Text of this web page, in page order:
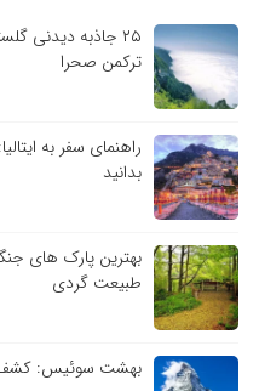
۲۵ جاذبه دیدنی
ترکمن صحرا
راهنمای سفر به
بدانید
بهترین پارک های
طبیعت گردی
بهشت سوئیس: کشف ۱۰ مکان گردشگری و دیدنی